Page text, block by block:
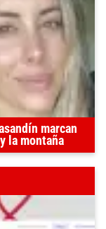
marcan
la montaña